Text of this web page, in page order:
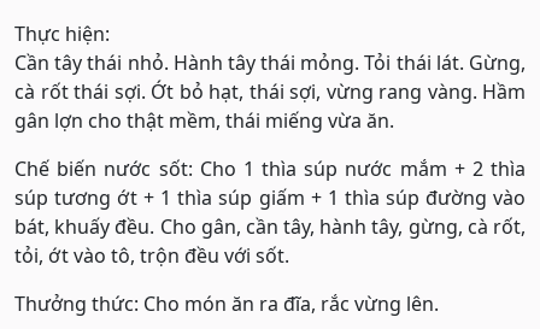
Thực hiện:
Cần tây thái nhỏ. Hành tây thái mỏng. Tỏi thái lát. Gừng,
cà rốt thái sợi. Ớt bỏ hạt, thái sợi, vừng rang vàng. Hầm
gân lợn cho thật mềm, thái miếng vừa ăn.
Chế biến nước sốt: Cho 1 thìa súp nước mắm + 2 thìa
súp tương ớt + 1 thìa súp giấm + 1 thìa súp đường vào
bát, khuấy đều. Cho gân, cần tây, hành tây, gừng, cà rốt,
tỏi, ớt vào tô, trộn đều với sốt.
Thưởng thức: Cho món ăn ra đĩa, rắc vừng lên.